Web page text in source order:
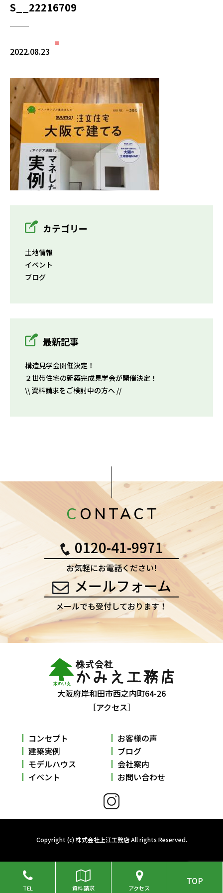
S__22216709
2022.08.23
カテゴリー
土地情報
イベント
ブログ
最新記事
構造見学会開催決定！
２世帯住宅の新築完成見学会が開催決定！
\\ 資料請求をご検討中の方へ //
CONTACT
0120-41-9971
お気軽にお電話ください!
メールフォーム
メールでも受付しております！
大阪府岸和田市西之内町64-26
［アクセス］
コンセプト
建築実例
モデルハウス
イベント
お客様の声
ブログ
会社案内
お問い合わせ
Copyright (c) 株式会社上江工務店 All rights Reserved.
TEL 資料請求 アクセス
TOP